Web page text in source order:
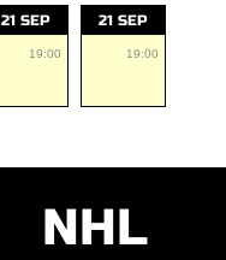
21 SEP
19:00
21 SEP
19:00
NHL